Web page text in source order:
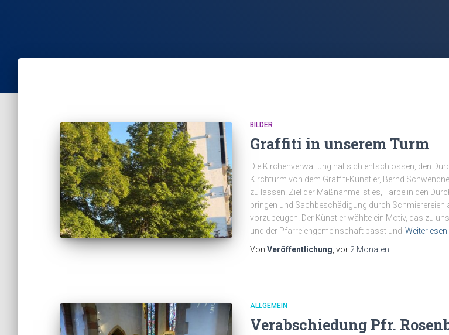
BILDER
Graffiti in unserem Turm
Die Kirchenverwaltung hat sich entschlossen, den
Kirchturm von dem Graffiti-Künstler, Bernd
zu lassen. Ziel der Maßnahme ist es, Farbe in den
bringen und Sachbeschädigung durch Schmierereien
vorzubeugen. Der Künstler wählte ein Motiv, das zu
und der Pfarreiengemeinschaft passt und Weiterlesen
Von Veröffentlichung , vor 2 Monaten
ALLGEMEIN
Verabschiedung Pfr.